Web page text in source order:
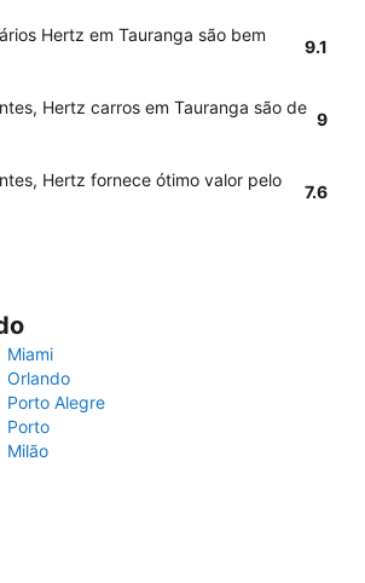
Hertz em Tauranga são bem
9.1
Hertz carros em Tauranga são de
9
Hertz fornece ótimo valor pelo
7.6
Miami
Orlando
Porto Alegre
Porto
Milão